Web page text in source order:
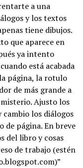
a una
y los textos
tiene dibujos.
que aparece en
ya intento
está acabada
página, la rotulo
de más grande a
Ajusto los
los diálogos
de página. En breve
del libro y cosas
de trabajo (estén